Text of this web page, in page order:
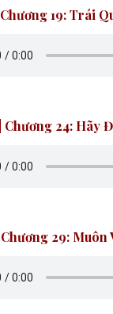
Chương 19: Trái
| Chương 24:
| Chương 29: